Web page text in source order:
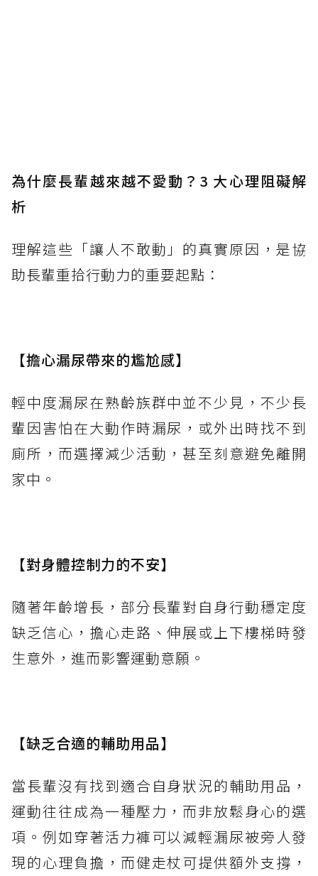
為什麼長輩越來越不愛動？3 大心理阻礙解
析
理解這些「讓人不敢動」的真實原因，是協
助長輩重拾行動力的重要起點：
【擔心漏尿帶來的尷尬感】
輕中度漏尿在熟齡族群中並不少見，不少長
輩因害怕在大動作時漏尿，或外出時找不到
廁所，而選擇減少活動，甚至刻意避免離開
家中。
【對身體控制力的不安】
隨著年齡增長，部分長輩對自身行動穩定度
缺乏信心，擔心走路、伸展或上下樓梯時發
生意外，進而影響運動意願。
【缺乏合適的輔助用品】
當長輩沒有找到適合自身狀況的輔助用品，
運動往往成為一種壓力，而非放鬆身心的選
項。例如穿著活力褲可以減輕漏尿被旁人發
現的心理負擔，而健走杖可提供額外支撐，